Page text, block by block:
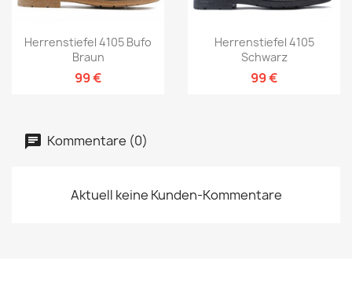
Herrenstiefel 4105 Bufo
Braun
99 €
Herrenstiefel 4105
Schwarz
99 €
Kommentare (0)
Aktuell keine Kunden-Kommentare